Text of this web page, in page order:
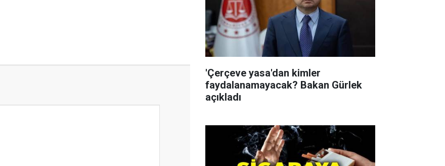
'Çerçeve yasa'dan kimler
faydalanamayacak? Bakan Gürlek
açıkladı